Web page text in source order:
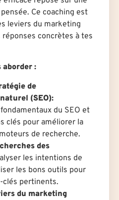
Ce coaching est
leviers du marketing
concrètes à tes
aborder :
de
(SEO):
du SEO et
clés pour améliorer la
de recherche.
des
les intentions de
les bons outils pour
pertinents.
du marketing